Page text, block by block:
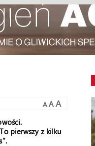
A A A
pierwszy z kilku